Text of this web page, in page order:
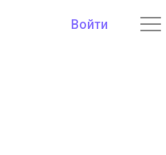
Войти